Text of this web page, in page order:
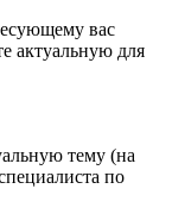
вас
актуальную для
тему (на
по